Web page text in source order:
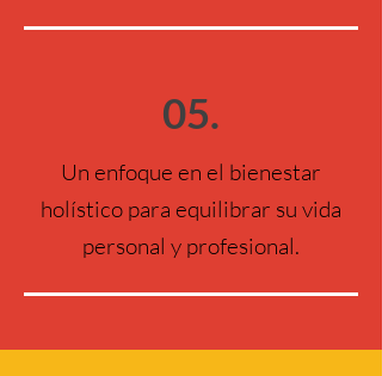
05.
Un enfoque en el bienestar
holístico para equilibrar su vida
personal y profesional.